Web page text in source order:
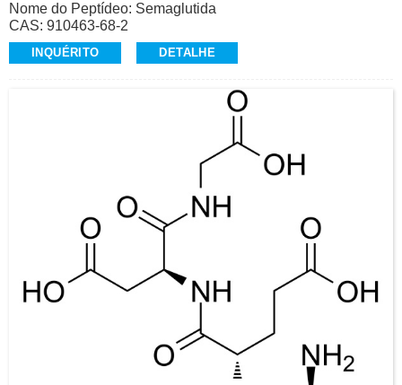
Nome do Peptídeo: Semaglutida
CAS: 910463-68-2
Pureza: ≥99,0% (HPLC)
Aparência: Pó Liofilizado Branco
INQUÉRITO DETALHE